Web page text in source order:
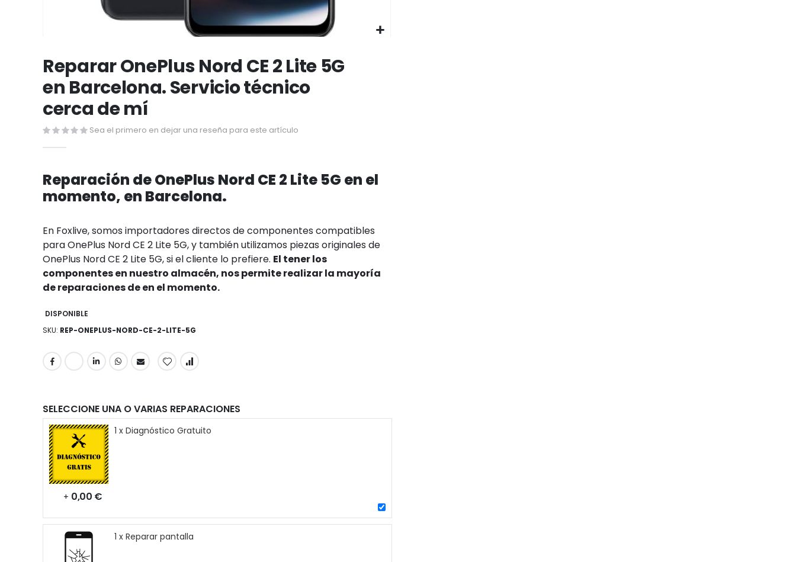
al
comienzo
de
galería
de
Reparar OnePlus Nord CE 2 Lite 5G
en Barcelona. Servicio técnico
cerca de mí
Sea el primero en dejar una reseña para este artículo
Reparación de OnePlus Nord CE 2 Lite 5G en el
momento, en Barcelona.
En Foxlive, somos importadores directos de componentes compatibles
para OnePlus Nord CE 2 Lite 5G, y también utilizamos piezas originales de
OnePlus Nord CE 2 Lite 5G, si el cliente lo prefiere. El tener los
componentes en nuestro almacén, nos permite realizar la mayoría
de reparaciones de en el momento.
DISPONIBLE
SKU REP-ONEPLUS-NORD-CE-2-LITE-5G
SELECCIONE UNA O VARIAS REPARACIONES
1 x Diagnóstico Gratuito
+ 0,00 €
1 x Reparar pantalla